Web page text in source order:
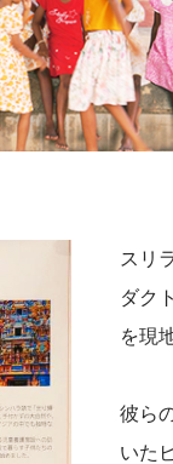
スリ
ダク
を現
彼ら
いた